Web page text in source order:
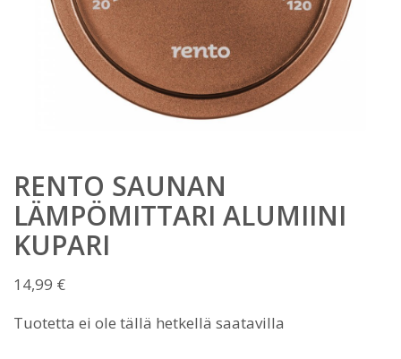
RENTO SAUNAN
LÄMPÖMITTARI ALUMIINI
KUPARI
14,99 €
Tuotetta ei ole tällä hetkellä saatavilla